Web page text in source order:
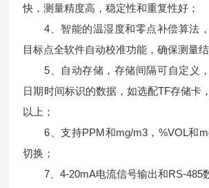
快，测量精度高，稳定性和重复性好；
4、智能的温湿度和零点补偿算法，
目标点全软件自动校准功能，确保测量
5、自动存储，存储间隔可自定义，
日期时间标识的数据，如选配TF存储卡
以上；
6、支持PPM和mg/m3，%VOL和
切换；
7、4-20mA电流信号输出和RS-485